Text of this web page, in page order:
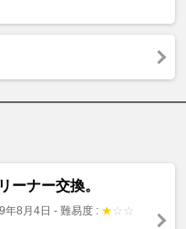
ーナー交換。
年8月4日 - 難易度 : ★ ☆ ☆